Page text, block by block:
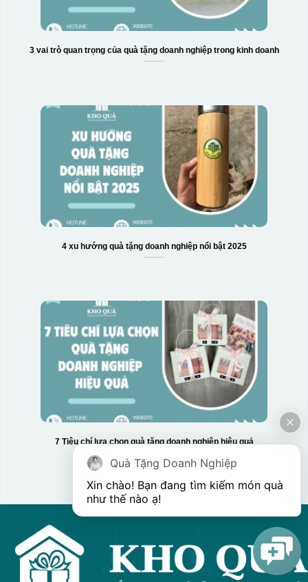
Hộp xi 3 hũ mứt
3 vai trò quan trọng của quà tặng doanh nghiệp trong kinh doanh
4 xu hướng quà tặng doanh nghiệp nổi bật 2025
7 Tiêu chí lựa chọn quà tặng doanh nghiệp hiệu quả
Quà Tặng Doanh Nghiệp
Xin chào! Bạn đang tìm kiếm món quà
như thế nào ạ!